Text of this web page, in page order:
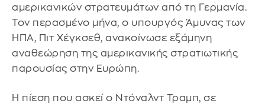
αμερικανικών στρατευμάτων από τη Γερμανία.
Τον περασμένο μήνα, ο υπουργός Άμυνας των
ΗΠΑ, Πιτ Χέγκσεθ, ανακοίνωσε εξάμηνη
αναθεώρηση της αμερικανικής στρατιωτικής
παρουσίας στην Ευρώπη.
Η πίεση που ασκεί ο Ντόναλντ Τραμπ, σε